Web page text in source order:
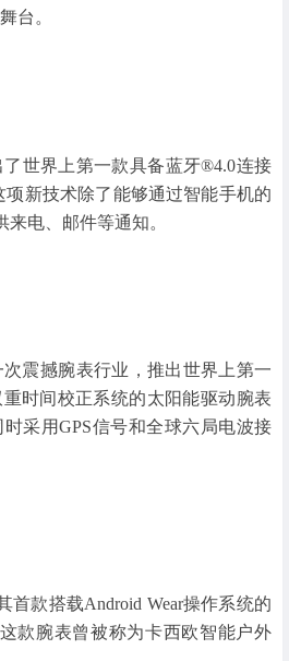
台。
了世界上第一款具备蓝牙®4.0连接
项新技术除了能够通过智能手机的
电、邮件等通知。
次震撼腕表行业，推出世界上第一
时间校正系统的太阳能驱动腕表
时采用GPS信号和全球六局电波接
首款搭载Android Wear操作系统的
款腕表曾被称为卡西欧智能户外